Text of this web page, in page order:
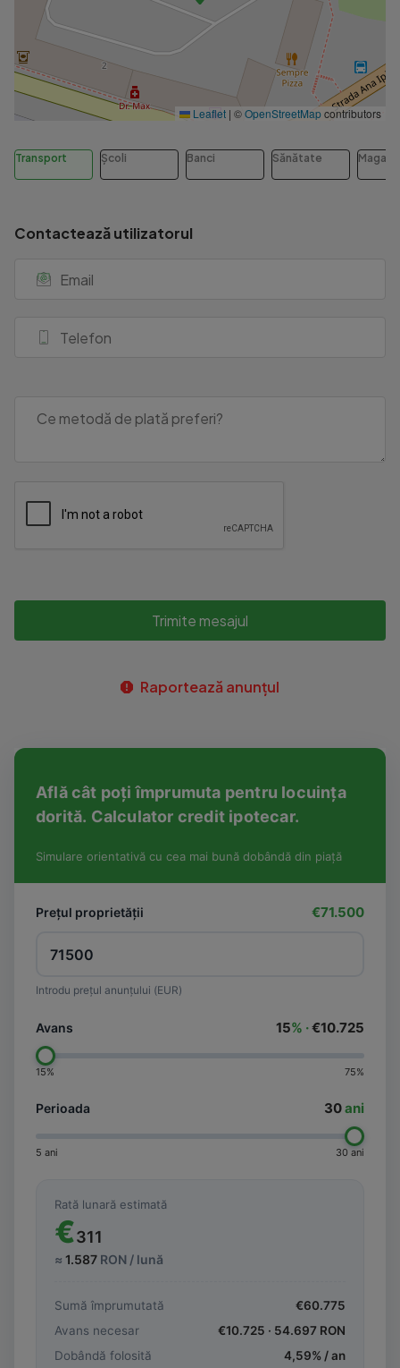
Leaflet | ©OpenStreetMapcontributors
Transport Școli Banci Sănătate
Contactează utilizatorul
Trimite mesajul
Raportează anunțul
Află cât poți împrumuta pentru locuința
dorită. Calculator credit ipotecar.
Simulare orientativă cu cea mai bună dobândă din piață
Prețul proprietății €71.500
Introdu prețul anunțului (EUR)
Avans 15% ·€10.725
15% 75%
Perioada 30ani
5 ani 30 ani
Rată lunară estimată
€311
≈ 1.587 RON / lună
Sumă împrumutată €60.775
Avans necesar
€10.725 · 54.697 RON
Dobândă folosită
4,59% / an